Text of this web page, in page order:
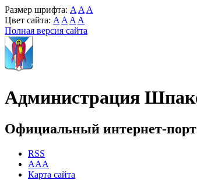
Размер шрифта: A A A
Цвет сайта: A A A A
Полная версия сайта
Администрация
Официальный интернет-
RSS
AAA
Карта сайта